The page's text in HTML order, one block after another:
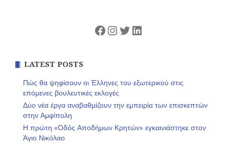
Facebook
Instagram
Twitter
Linkedin
LATEST POSTS
Πώς θα ψηφίσουν οι Έλληνες του εξωτερικού στις
επόμενες βουλευτικές εκλογές
Δύο νέα έργα αναβαθμίζουν την εμπειρία των επισκεπτών
στην Αμφίπολη
Η πρώτη «Οδός Αποδήμων Κρητών» εγκαινιάστηκε στον
Άγιο Νικόλαο